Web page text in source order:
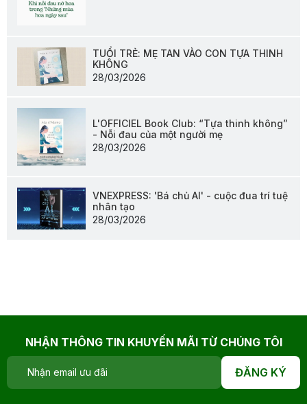
TUỔI TRẺ: MẸ TAN VÀO CON TỰA THINH
KHÔNG
28/03/2026
L'OFFICIEL Book Club: “Tựa thinh không”
- Nỗi đau của một người mẹ
28/03/2026
VNEXPRESS: 'Bá chủ AI' - cuộc đua trí tuệ
nhân tạo
28/03/2026
NHẬN THÔNG TIN KHUYẾN MÃI TỪ CHÚNG TÔI
ĐĂNG KÝ